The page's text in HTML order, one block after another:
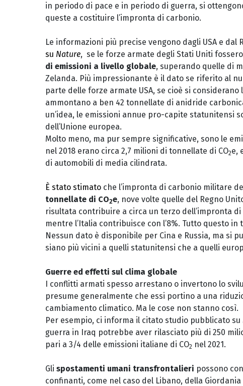
in periodo di pace e in periodo di guerra, si
queste a costituire l’impronta di carbonio.
Le informazioni più precise vengono dagli USA e dal
su Nature, se le forze armate degli Stati Uniti
di emissioni a livello globale, superando quelle di
Zelanda. Più impressionante è il dato se riferito al
parte delle forze armate USA, se cioè si
ammontano a ben 42 tonnellate di anidride
un’idea, le emissioni annue pro-capite statunitensi
dell’Unione europea.
Molto meno, ma pur sempre significative, sono le
nel 2018 erano circa 2,7 milioni di tonnellate di CO2e,
di automobili di media cilindrata.
È stato stimato che l’impronta di carbonio militare
tonnellate di CO2e, nove volte quelle del Regno
risultata contribuire a circa un terzo dell’impronta
mentre l’Italia contribuisce con l’8%. Tutto questo in
Nessun dato è disponibile per Cina e Russia, ma si
siano più vicini a quelli statunitensi che a quelli
Guerre ed effetti sul clima globale
I conflitti armati spesso arrestano o invertono lo
presume generalmente che essi portino a una
cambiamento climatico. Ma le cose non stanno così.
Per esempio, ci informa il citato studio pubblicato su
guerra in Iraq potrebbe aver rilasciato più di 250
pari a 3/4 delle emissioni italiane di CO2 nel 2021.
Gli spostamenti umani transfrontalieri possono
confinanti, come nel caso del Libano, della